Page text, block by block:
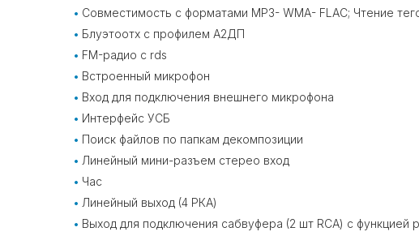
Совместимость с форматами MP3- WMA- FLAC; Чтение
Блуэтоотх с профилем А2ДП
FM-радио с rds
Встроенный микрофон
Вход для подключения внешнего микрофона
Интерфейс УСБ
Поиск файлов по папкам декомпозиции
Линейный мини-разъем стерео вход
Час
Линейный выход (4 РКА)
Выход для подключения сабвуфера (2 шт RCA) с функцией